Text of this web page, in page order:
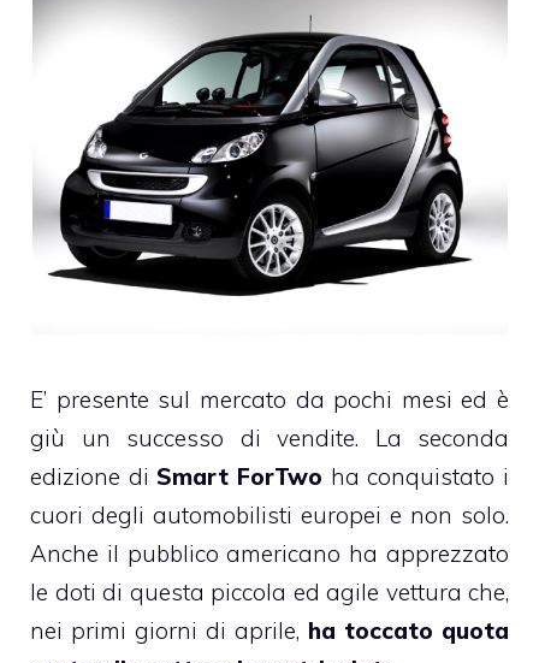
E’ presente sul mercato da pochi mesi ed è
giù un successo di vendite. La seconda
edizione diSmart ForTwo ha conquistato i
cuori degli automobilisti europei e non solo.
Anche il pubblico americano ha apprezzato
le doti di questa piccola ed agile vettura che,
nei primi giorni di aprile, ha toccato quota